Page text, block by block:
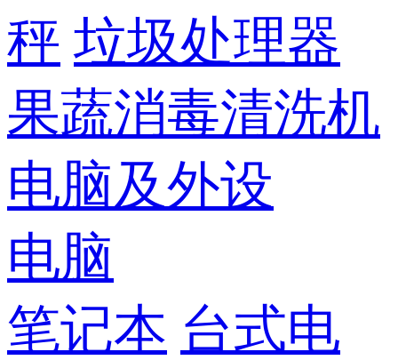
秤 垃圾处理器
果蔬消毒清洗机
电脑及外设
电脑
笔记本 台式电